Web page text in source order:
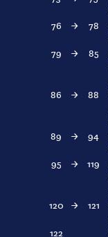
76
→ 78
79
→ 85
86
→ 88
89 → 94
95
→ 119
120 → 121
122